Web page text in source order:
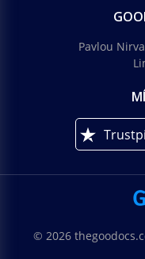
Pavlou
© 2026